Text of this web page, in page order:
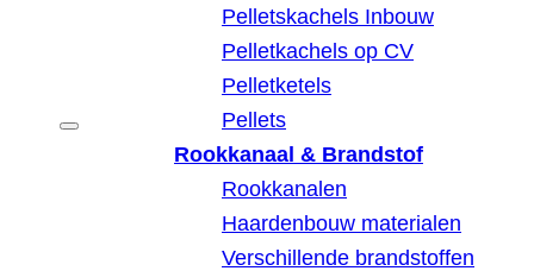
Pelletskachels Inbouw
Pelletkachels op CV
Pelletketels
Pellets
Rookkanaal & Brandstof
Rookkanalen
Haardenbouw materialen
Verschillende brandstoffen